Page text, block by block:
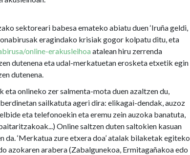
sektoreari babesa emateko abiatu duen ‘Iruña geldi,
eragindako krisiak gogor kolpatu ditu, eta
online-erakusleihoa atalean hiru zerrenda
dutenena eta udal-merkatuetan erosketa etxetik egin
dutenena.
onlineko zer salmenta-mota duen azaltzen du,
sailkatuta ageri dira: elikagai-dendak, auzoz
eta telefonoekin eta eremu zein auzoka banatuta,
Online saltzen duten saltokien kasuan
‘Merkatua zure etxera doa’ atalak bilaketak egiteko
azokaren arabera (Zabalgunekoa, Ermitagañakoa edo